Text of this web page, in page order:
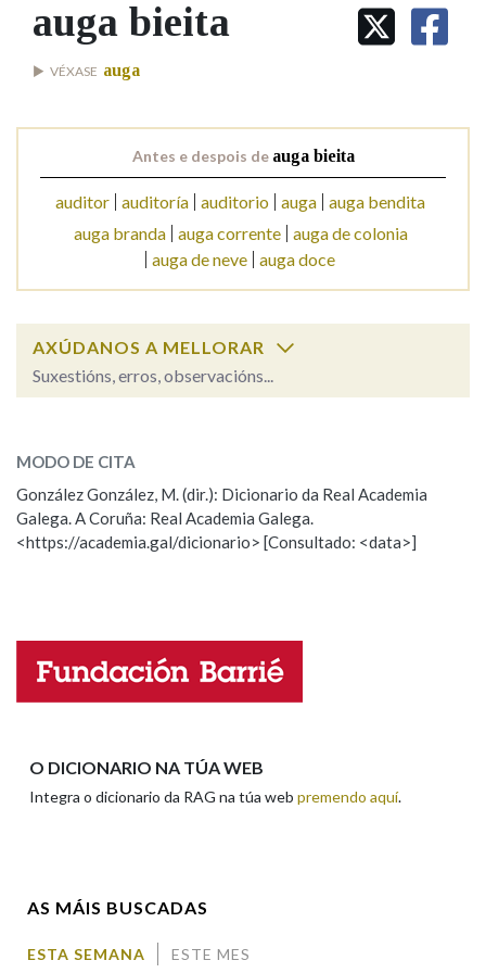
IDENTIDADE CORPORATIVA
MARCIAL DEL ADALID
FIGURAS HOMENAXEADAS
PRIMAVERA DAS LETRAS
PORTAL DAS PALABRAS
Facebook
TwitterYoutubeInstagram
Bluesky
BUSCAR NOS LEMAS
Comeza por
Contén
BUSCAR NO CONTIDO
Nas definicións
Nos exemplos
Na fraseoloxía
OUTRAS OPCIÓNS DE BUSCA
Marcas gramaticais
Pertence a
auga bieita
VÉXASE auga
Antes e despois de auga bieita
auditor auditoría auditorio auga auga bendita
auga branda
auga corrente
auga de colonia
auga de neve auga doce
AXÚDANOS A MELLORAR
Suxestións, erros, observacións...
ESCOLLE UNHA OPCIÓN:
Observación Hai un erro na palabra
Propoño mellorar a definición
Nome
MODO DE CITA
González González, M. (dir.): Dicionario da Real Academia
Galega. A Coruña: Real Academia Galega.
<https://academia.gal/dicionario> [Consultado: <data>]
O DICIONARIO NA TÚA WEB
Integra o dicionario da RAG na túa web premendo aquí.
AS MÁIS BUSCADAS
ESTA SEMANA ESTE MES